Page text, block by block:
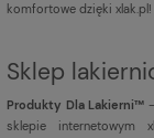
komfortowe dzięki xlak.pl!
Sklep
Produkty Dla Lakierni™
sklepie internetowym